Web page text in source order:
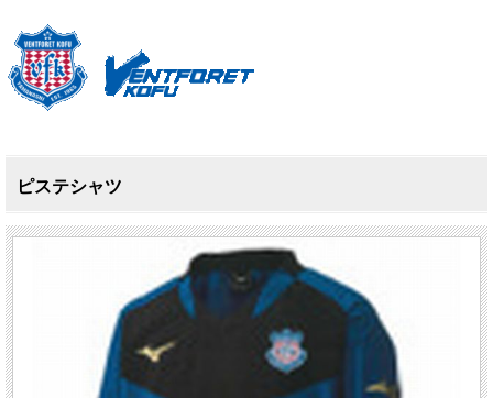
ピステシャツ